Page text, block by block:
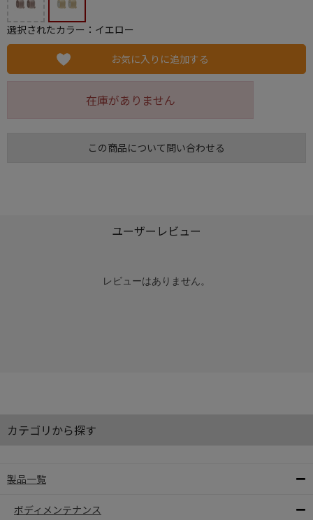
選択されたカラー：イエロー
お気に入りに追加する
在庫がありません
この商品について問い合わせる
ユーザーレビュー
レビューはありません。
カテゴリから探す
製品一覧
ボディメンテナンス